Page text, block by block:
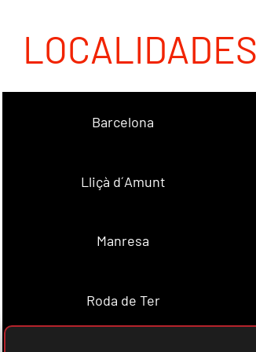
Barcelona
Lliçà d´Amunt
Manresa
Roda de Ter